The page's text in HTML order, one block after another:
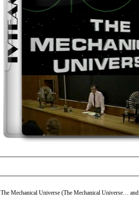
The Mechanical Universe (The Mechanical Universe…